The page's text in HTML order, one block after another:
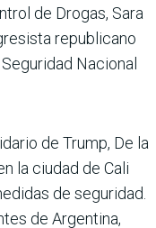
de Drogas, Sara
republicano
Nacional
de Trump, De la
la ciudad de Cali
de seguridad.
de Argentina,